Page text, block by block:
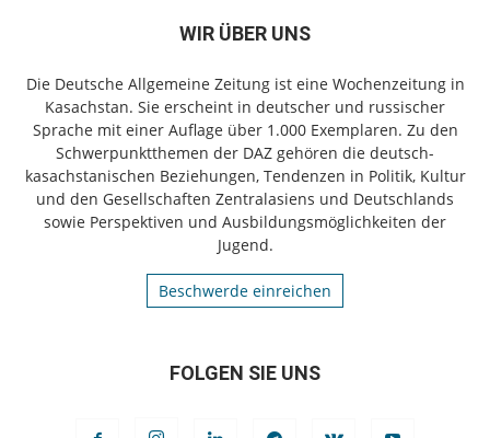
WIR ÜBER UNS
Die Deutsche Allgemeine Zeitung ist eine Wochenzeitung in
Kasachstan. Sie erscheint in deutscher und russischer
Sprache mit einer Auflage über 1.000 Exemplaren. Zu den
Schwerpunktthemen der DAZ gehören die deutsch-
kasachstanischen Beziehungen, Tendenzen in Politik, Kultur
und den Gesellschaften Zentralasiens und Deutschlands
sowie Perspektiven und Ausbildungsmöglichkeiten der
Jugend.
Beschwerde einreichen
FOLGEN SIE UNS